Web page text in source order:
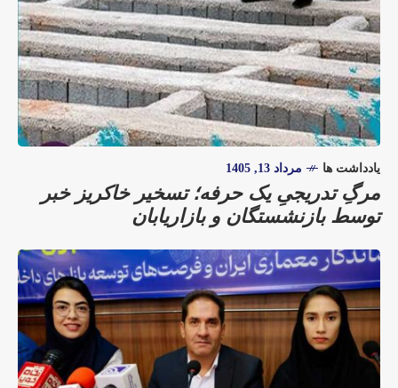
یادداشت ها مرداد 13, 1405
مرگِ تدریجیِ یک حرفه؛ تسخیر خاکریز خبر
توسط بازنشستگان و بازاریابان